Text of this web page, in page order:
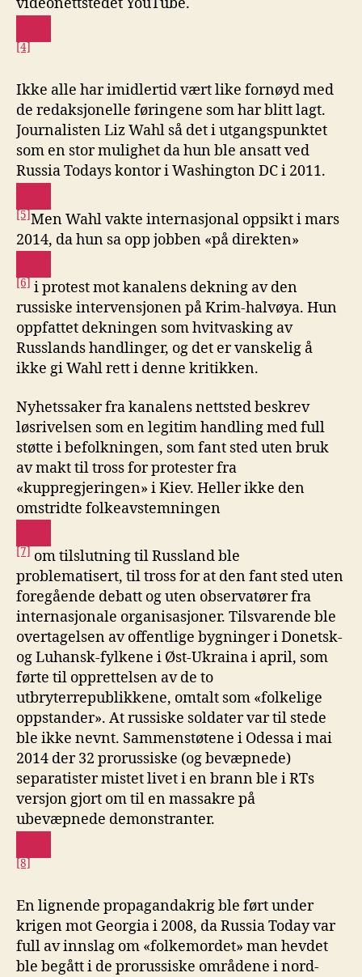
[4]
Ikke alle har imidlertid vært like fornøyd med
de redaksjonelle føringene som har blitt lagt.
Journalisten Liz Wahl så det i utgangspunktet
som en stor mulighet da hun ble ansatt ved
Russia Todays kontor i Washington DC i 2011.
[5]Men Wahl vakte internasjonal oppsikt i mars
2014, da hun sa opp jobben «på direkten»
[6] i protest mot kanalens dekning av den
russiske intervensjonen på Krim-halvøya. Hun
oppfattet dekningen som hvitvasking av
Russlands handlinger, og det er vanskelig å
ikke gi Wahl rett i denne kritikken.
Nyhetssaker fra kanalens nettsted beskrev
løsrivelsen som en legitim handling med full
støtte i befolkningen, som fant sted uten bruk
av makt til tross for protester fra
«kuppregjeringen» i Kiev. Heller ikke den
omstridte folkeavstemningen
[7] om tilslutning til Russland ble
problematisert, til tross for at den fant sted uten
foregående debatt og uten observatører fra
internasjonale organisasjoner. Tilsvarende ble
overtagelsen av offentlige bygninger i Donetsk-
og Luhansk-fylkene i Øst-Ukraina i april, som
førte til opprettelsen av de to
utbryterrepublikkene, omtalt som «folkelige
oppstander». At russiske soldater var til stede
ble ikke nevnt. Sammenstøtene i Odessa i mai
2014 der 32 prorussiske (og bevæpnede)
separatister mistet livet i en brann ble i RTs
versjon gjort om til en massakre på
ubevæpnede demonstranter.
[8]
En lignende propagandakrig ble ført under
krigen mot Georgia i 2008, da Russia Today var
full av innslag om «folkemordet» man hevdet
ble begått i de prorussiske områdene i nord-